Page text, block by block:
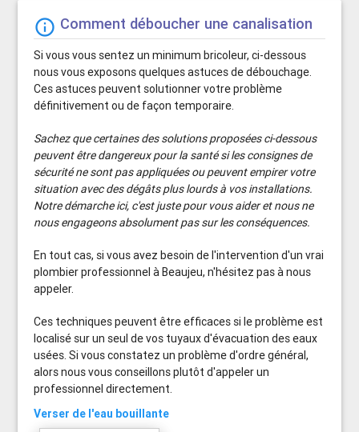
info_outline Comment déboucher une canalisation
Si vous vous sentez un minimum bricoleur, ci-dessous
nous vous exposons quelques astuces de débouchage.
Ces astuces peuvent solutionner votre problème
définitivement ou de façon temporaire.
Sachez que certaines des solutions proposées ci-dessous
peuvent être dangereux pour la santé si les consignes de
sécurité ne sont pas appliquées ou peuvent empirer votre
situation avec des dégâts plus lourds à vos installations.
Notre démarche ici, c'est juste pour vous aider et nous ne
nous engageons absolument pas sur les conséquences.
En tout cas, si vous avez besoin de l'intervention d'un vrai
plombier professionnel à Beaujeu, n'hésitez pas à nous
appeler.
Ces techniques peuvent être efficaces si le problème est
localisé sur un seul de vos tuyaux d'évacuation des eaux
usées. Si vous constatez un problème d'ordre général,
alors nous vous conseillons plutôt d'appeler un
professionnel directement.
Verser de l'eau bouillante